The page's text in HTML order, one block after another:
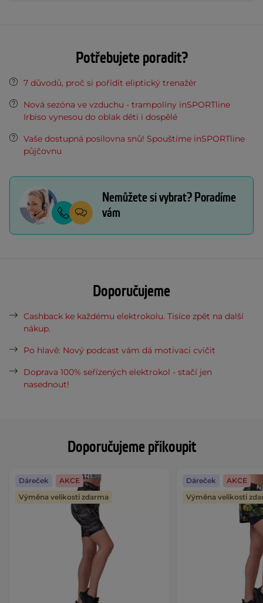
Doporučujeme přikoupit
Dáreček
AKCE
Výměna velikosti zdarma
Dáreček
AKCE
Výměna velikosti
Potřebujete poradit?
7 důvodů, proč si pořídit eliptický trenažér
Nová sezóna ve vzduchu - trampolíny inSPORTline
Irbiso vynesou do oblak děti i dospělé
Vaše dostupná posilovna snů! Spouštíme inSPORTline
půjčovnu
Nemůžete si vybrat? Poradíme
vám
Doporučujeme
Cashback ke každému elektrokolu. Tisíce zpět na další
nákup.
Po hlavě: Nový podcast vám dá motivaci cvičit
Doprava 100% seřízených elektrokol - stačí jen
nasednout!